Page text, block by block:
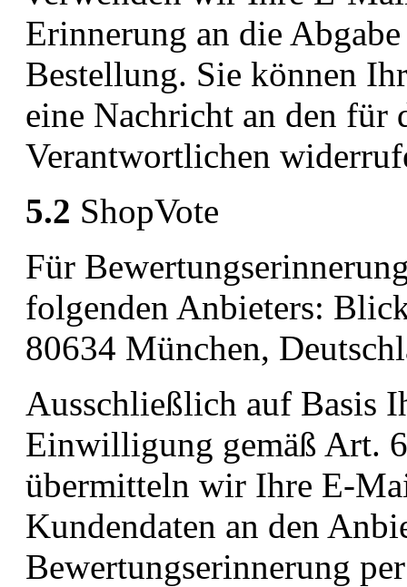
Erinnerung an die
Bestellung. Sie können
eine Nachricht an den für
Verantwortlichen
5.2 ShopVote
Für
folgenden Anbieters:
80634 München,
Ausschließlich auf Basis
Einwilligung gemäß Art.
übermitteln wir Ihre E-
Kundendaten an den
Bewertungserinnerung